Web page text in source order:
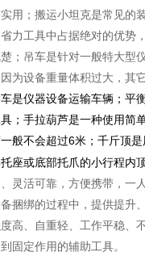
用；搬运小坦克是常见的
力工具中占据绝对的优势
；吊车是针对一般特大型
为设备重量体积过大，其
是仪器设备运输车辆；平
；手拉葫芦是一种使用简
般不会超过6米；千斤顶
座或底部托爪的小行程内
灵活可靠，方便携带，一
捆绑的过程中，提供提升
高、自重轻、工作平稳、
固定作用的辅助工具。